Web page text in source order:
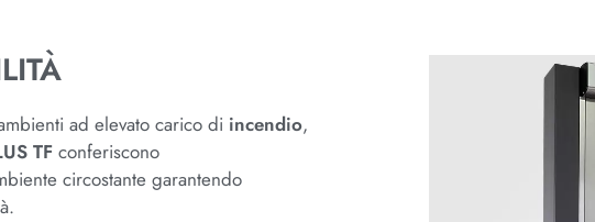
ad elevato carico di incendio,
TF conferiscono
circostante garantendo